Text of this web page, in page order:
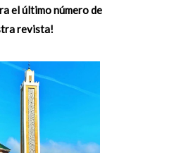
el último número de
revista!